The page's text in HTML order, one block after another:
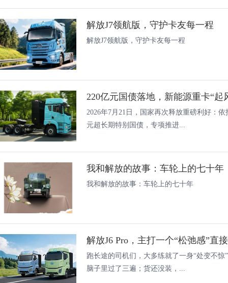
解放J7领航版，守护卡友每一程
解放J7领航版，守护卡友每一程
2026年7月21日，国家再次释放重磅利好：
元超长期特别国债，专项推进...
我和解放的故事：车轮上的七十年
我和解放的故事：车轮上的七十年
解放J6 Pro，主打一个“松弛感”直
跑长途的司机们，大多练就了一身“处变不
脑子里过了三遍；货还没装，...